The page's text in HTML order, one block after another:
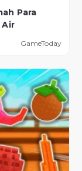
Para
Air
GameToday